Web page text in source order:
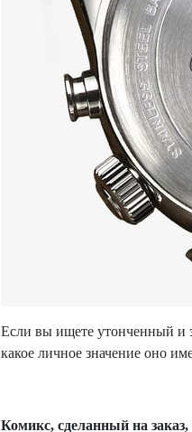
Если вы ищете утонченный и
какое личное значение оно
Комикс, сделанный на